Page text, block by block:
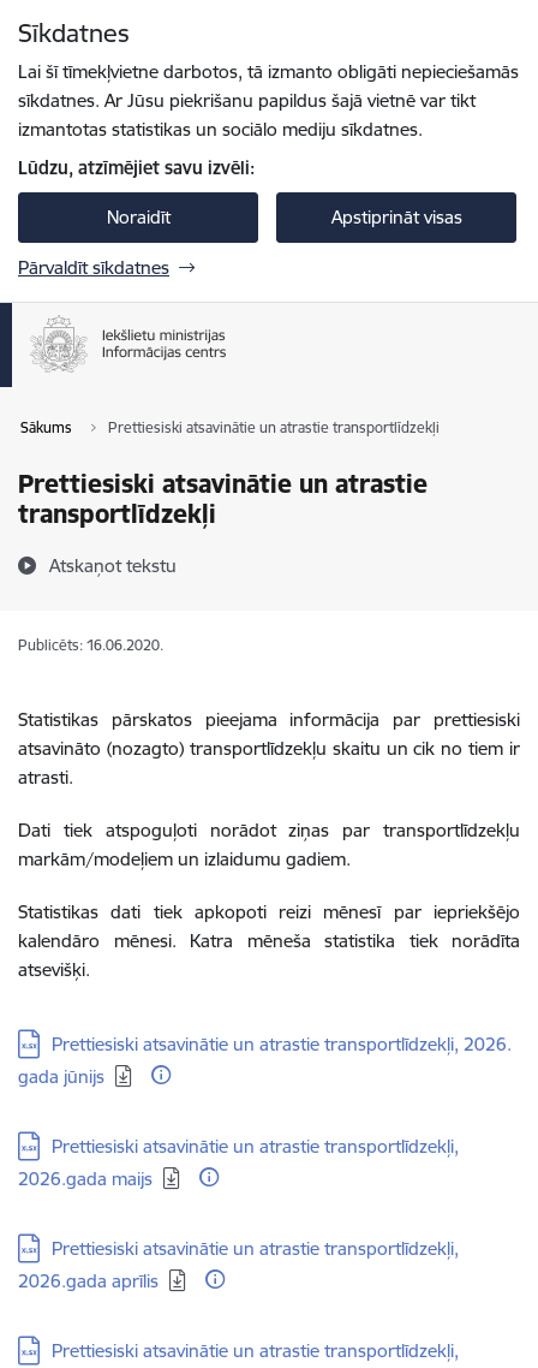
Sīkdatnes
Lai šī tīmekļvietne darbotos, tā izmanto obligāti nepieciešamās
sīkdatnes. Ar Jūsu piekrišanu papildus šajā vietnē var tikt
izmantotas statistikas un sociālo mediju sīkdatnes.
Lūdzu, atzīmējiet savu izvēli:
Noraidīt Apstiprināt visas
Pārvaldīt sīkdatnes
Sākums Prettiesiski atsavinātie un atrastie transportlīdzekļi
Prettiesiski atsavinātie un atrastie
transportlīdzekļi
Atskaņot tekstu
Publicēts: 16.06.2020.
Statistikas pārskatos pieejama informācija par prettiesiski
atsavināto (nozagto) transportlīdzekļu skaitu un cik no tiem ir
atrasti.
Dati tiek atspoguļoti norādot ziņas par transportlīdzekļu
markām/modeļiem un izlaidumu gadiem.
Statistikas dati tiek apkopoti reizi mēnesī par iepriekšējo
kalendāro mēnesi. Katra mēneša statistika tiek norādīta
atsevišķi.
Lejupielādēt:
Prettiesiski atsavinātie un atrastie transportlīdzekļi, 2026.
gada jūnijs
Lejupielādēt:
Prettiesiski atsavinātie un atrastie transportlīdzekļi,
2026.gada maijs
Lejupielādēt:
Prettiesiski atsavinātie un atrastie transportlīdzekļi,
2026.gada aprīlis
Lejupielādēt:
Prettiesiski atsavinātie un atrastie transportlīdzekļi,